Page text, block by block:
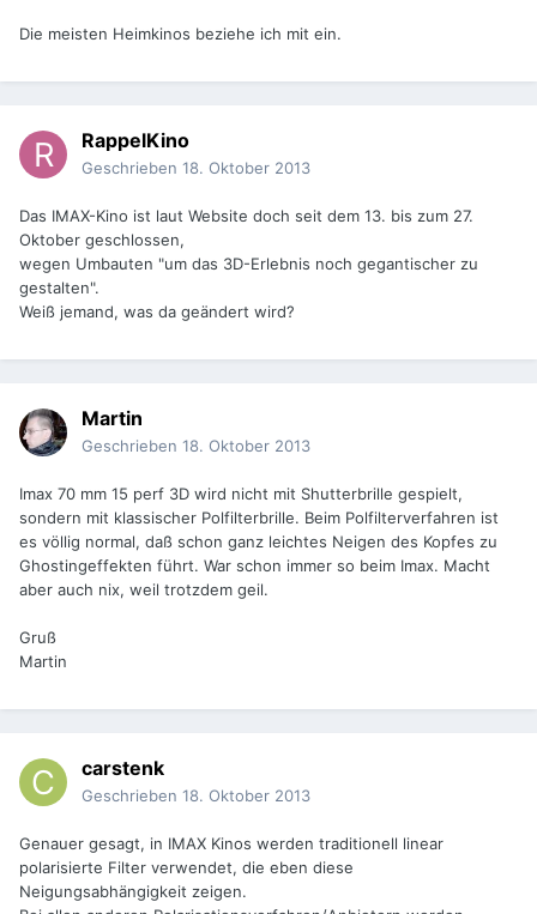
Die meisten Heimkinos beziehe ich mit ein.
RappelKino
Geschrieben 18. Oktober 2013
Das IMAX-Kino ist laut Website doch seit dem 13. bis zum 27.
Oktober geschlossen,
wegen Umbauten "um das 3D-Erlebnis noch gegantischer zu
gestalten".
Weiß jemand, was da geändert wird?
Martin
Geschrieben 18. Oktober 2013
Imax 70 mm 15 perf 3D wird nicht mit Shutterbrille gespielt,
sondern mit klassischer Polfilterbrille. Beim Polfilterverfahren ist
es völlig normal, daß schon ganz leichtes Neigen des Kopfes zu
Ghostingeffekten führt. War schon immer so beim Imax. Macht
aber auch nix, weil trotzdem geil.
Gruß
Martin
carstenk
Geschrieben 18. Oktober 2013
Genauer gesagt, in IMAX Kinos werden traditionell linear
polarisierte Filter verwendet, die eben diese
Neigungsabhängigkeit zeigen.